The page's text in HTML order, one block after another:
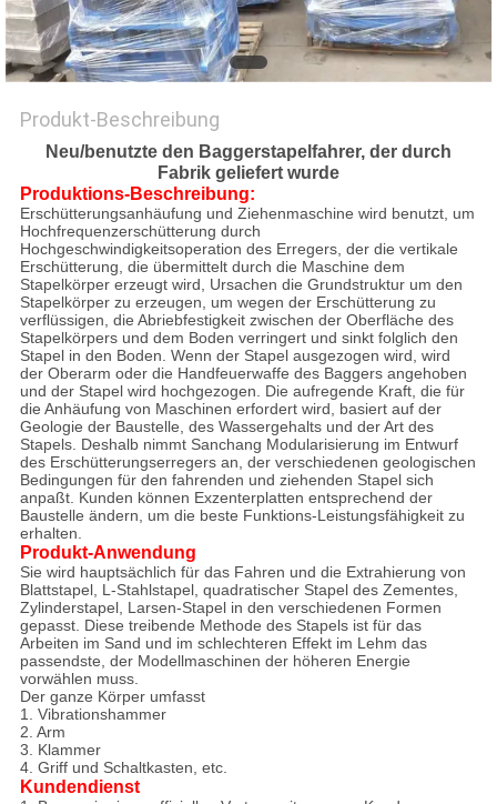
Produkt-Beschreibung
Neu/benutzte den Baggerstapelfahrer, der durch
Fabrik geliefert wurde
Produktions-Beschreibung:
Erschütterungsanhäufung und Ziehenmaschine wird benutzt, um
Hochfrequenzerschütterung durch
Hochgeschwindigkeitsoperation des Erregers, der die vertikale
Erschütterung, die übermittelt durch die Maschine dem
Stapelkörper erzeugt wird, Ursachen die Grundstruktur um den
Stapelkörper zu erzeugen, um wegen der Erschütterung zu
verflüssigen, die Abriebfestigkeit zwischen der Oberfläche des
Stapelkörpers und dem Boden verringert und sinkt folglich den
Stapel in den Boden. Wenn der Stapel ausgezogen wird, wird
der Oberarm oder die Handfeuerwaffe des Baggers angehoben
und der Stapel wird hochgezogen. Die aufregende Kraft, die für
die Anhäufung von Maschinen erfordert wird, basiert auf der
Geologie der Baustelle, des Wassergehalts und der Art des
Stapels. Deshalb nimmt Sanchang Modularisierung im Entwurf
des Erschütterungserregers an, der verschiedenen geologischen
Bedingungen für den fahrenden und ziehenden Stapel sich
anpaßt. Kunden können Exzenterplatten entsprechend der
Baustelle ändern, um die beste Funktions-Leistungsfähigkeit zu
erhalten.
Produkt-Anwendung
Sie wird hauptsächlich für das Fahren und die Extrahierung von
Blattstapel, L-Stahlstapel, quadratischer Stapel des Zementes,
Zylinderstapel, Larsen-Stapel in den verschiedenen Formen
gepasst. Diese treibende Methode des Stapels ist für das
Arbeiten im Sand und im schlechteren Effekt im Lehm das
passendste, der Modellmaschinen der höheren Energie
vorwählen muss.
Der ganze Körper umfasst
1. Vibrationshammer
2. Arm
3. Klammer
4. Griff und Schaltkasten, etc.
Kundendienst